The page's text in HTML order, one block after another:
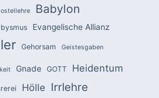
Babylon
Evangelische Allianz
Gehorsam Geistesgaben
Gnade GOTT Heidentum
Hölle Irrlehre